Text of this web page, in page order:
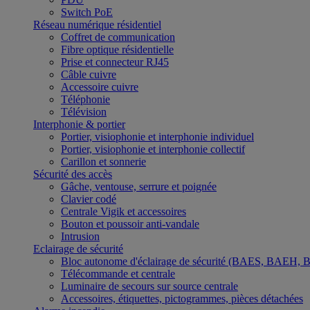
Switch PoE
Réseau numérique résidentiel
Coffret de communication
Fibre optique résidentielle
Prise et connecteur RJ45
Câble cuivre
Accessoire cuivre
Téléphonie
Télévision
Interphonie & portier
Portier, visiophonie et interphonie individuel
Portier, visiophonie et interphonie collectif
Carillon et sonnerie
Sécurité des accès
Gâche, ventouse, serrure et poignée
Clavier codé
Centrale Vigik et accessoires
Bouton et poussoir anti-vandale
Intrusion
Eclairage de sécurité
Bloc autonome d'éclairage de sécurité (BAES,
Télécommande et centrale
Luminaire de secours sur source centrale
Accessoires, étiquettes, pictogrammes, pièces détachées